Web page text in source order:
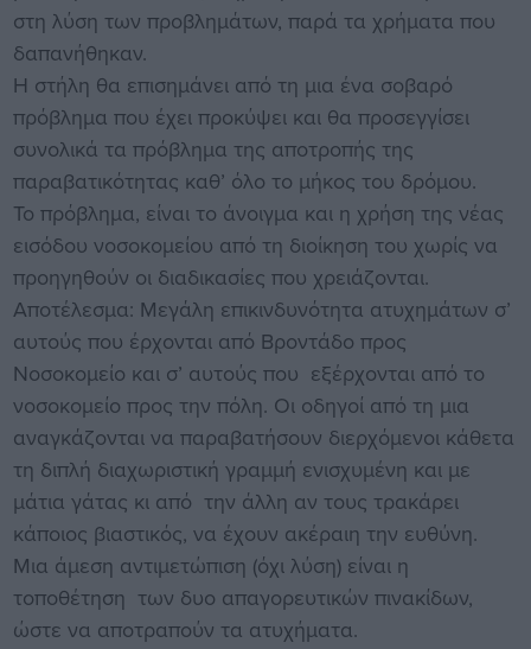
στη λύση των προβλημάτων, παρά τα χρήματα που
δαπανήθηκαν.
Η στήλη θα επισημάνει από τη μια ένα σοβαρό
πρόβλημα που έχει προκύψει και θα προσεγγίσει
συνολικά τα πρόβλημα της αποτροπής της
παραβατικότητας καθ’ όλο το μήκος του δρόμου.
Το πρόβλημα, είναι το άνοιγμα και η χρήση της νέας
εισόδου νοσοκομείου από τη διοίκηση του χωρίς να
προηγηθούν οι διαδικασίες που χρειάζονται.
Αποτέλεσμα: Μεγάλη επικινδυνότητα ατυχημάτων σ’
αυτούς που έρχονται από Βροντάδο προς
Νοσοκομείο και σ’ αυτούς που εξέρχονται από το
νοσοκομείο προς την πόλη. Οι οδηγοί από τη μια
αναγκάζονται να παραβατήσουν διερχόμενοι κάθετα
τη διπλή διαχωριστική γραμμή ενισχυμένη και με
μάτια γάτας κι από την άλλη αν τους τρακάρει
κάποιος βιαστικός, να έχουν ακέραιη την ευθύνη.
Μια άμεση αντιμετώπιση (όχι λύση) είναι η
τοποθέτηση των δυο απαγορευτικών πινακίδων,
ώστε να αποτραπούν τα ατυχήματα.